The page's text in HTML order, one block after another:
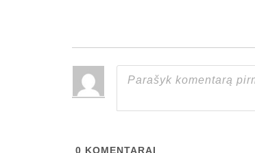
0 KOMENTARAI